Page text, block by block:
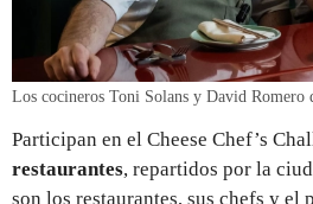
Los cocineros Toni Solans y David Romero
Participan en el Cheese Chef’s
restaurantes, repartidos por la
son los restaurantes, sus chefs y